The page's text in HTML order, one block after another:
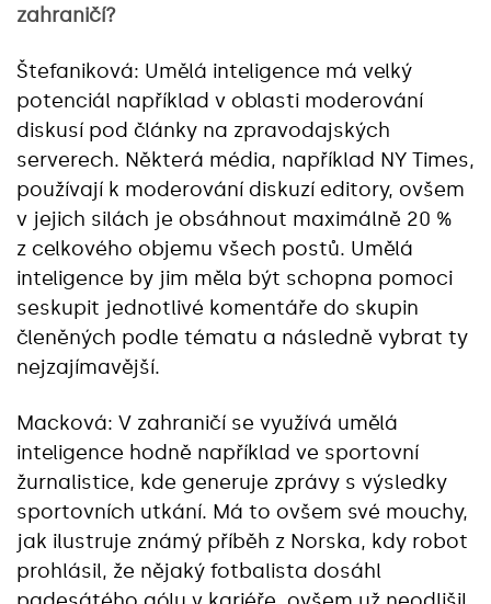
zahraničí?
Štefaniková: Umělá inteligence má velký
potenciál například v oblasti moderování
diskusí pod články na zpravodajských
serverech. Některá média, například NY Times,
používají k moderování diskuzí editory, ovšem
v jejich silách je obsáhnout maximálně 20 %
z celkového objemu všech postů. Umělá
inteligence by jim měla být schopna pomoci
seskupit jednotlivé komentáře do skupin
členěných podle tématu a následně vybrat ty
nejzajímavější.
Macková: V zahraničí se využívá umělá
inteligence hodně například ve sportovní
žurnalistice, kde generuje zprávy s výsledky
sportovních utkání. Má to ovšem své mouchy,
jak ilustruje známý příběh z Norska, kdy robot
prohlásil, že nějaký fotbalista dosáhl